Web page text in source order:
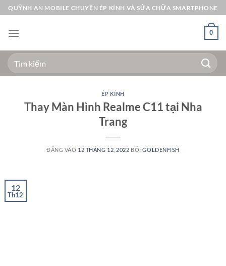
Bỏ
qua
nội
QUỲNH AN MOBILE CHUYÊN ÉP KÍNH VÀ SỬA CHỮA SMARTPHONE
0
Tìm
kiếm:
ÉP KÍNH
Thay Màn Hình Realme C11 tại Nha
Trang
ĐĂNG VÀO 12 THÁNG 12, 2022 BỞIGOLDENFISH
12
Th12